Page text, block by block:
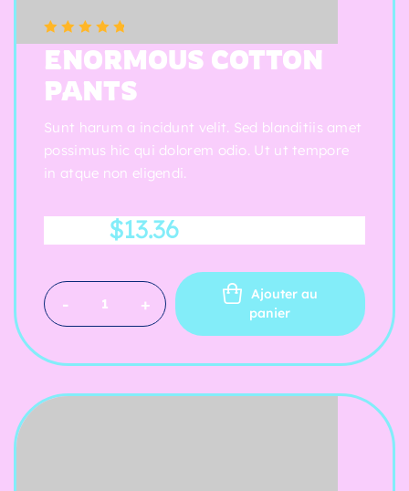
Note5.00sur
ENORMOUS COTTON
PANTS
Sunt harum a incidunt velit. Sed blanditiis amet
possimus hic qui dolorem odio. Ut ut tempore
in atque non eligendi.
$13.36
- +
Ajouter au
panier